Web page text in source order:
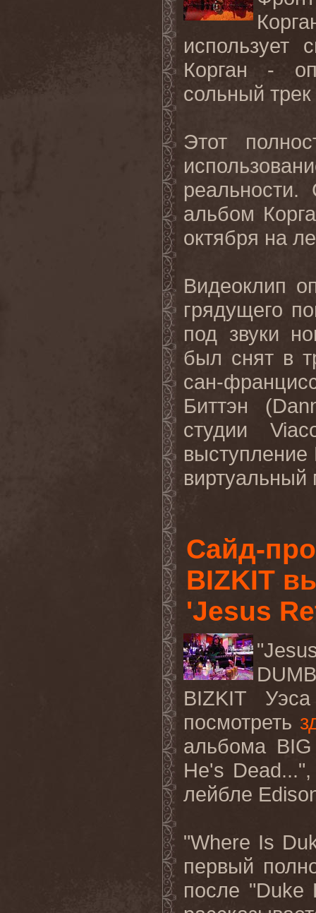
Корган -
сольный трек
Этот
альбом
октября на
Видеоклип
грядущего
под звуки
был снят в
сан-
Биттэн (
студии
выступление
Сайд-
BIZKIT
'Jesus
BIZKIT
посмотреть
альбома BIG
He's Dead
лейбле
"Where Is
первый
после "Duke